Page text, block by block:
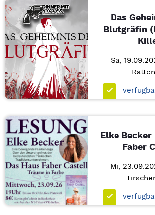
Das
Blutgräfin
Sa,
Elke Becker
Faber
Mi,